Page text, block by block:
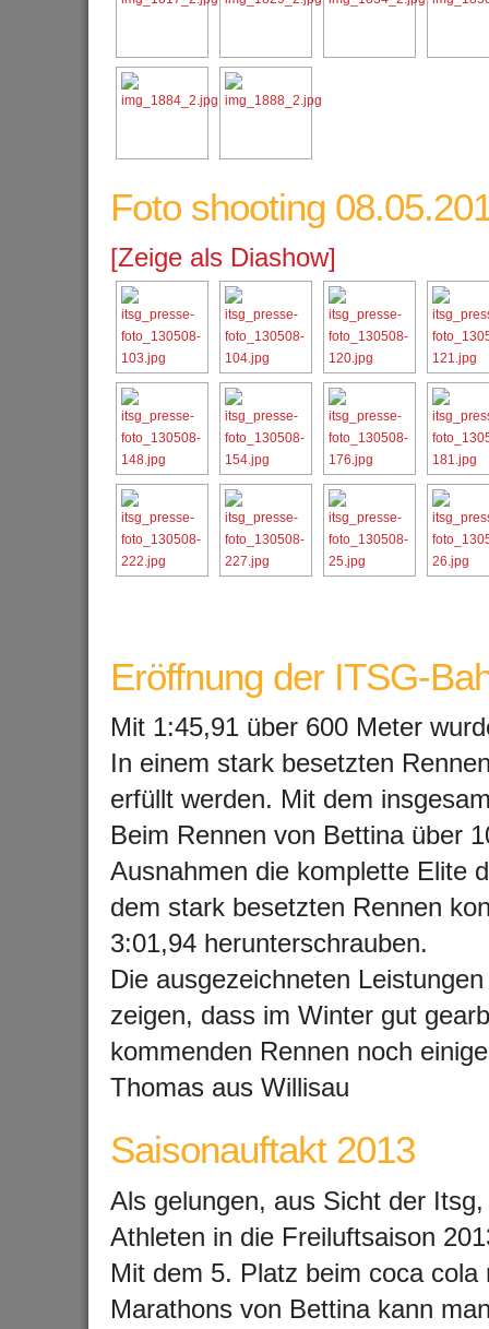
Foto shooting
[Zeige als Diashow]
Eröffnung der ITSG-
Mit 1:45,91 über 600 Meter
In einem stark besetzten
erfüllt werden. Mit dem
Beim Rennen von Bettina über
Ausnahmen die komplette Elite
dem stark besetzten Rennen
3:01,94 herunterschrauben.
Die ausgezeichneten
zeigen, dass im Winter gut
kommenden Rennen noch
Thomas aus Willisau
Saisonauftakt 2013
Als gelungen, aus Sicht der
Athleten in die Freiluftsaison
Mit dem 5. Platz beim coca
Marathons von Bettina kann